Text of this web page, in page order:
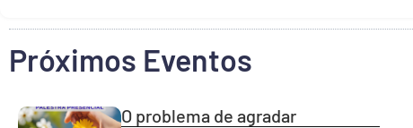
Próximos Eventos
O problema de agradar